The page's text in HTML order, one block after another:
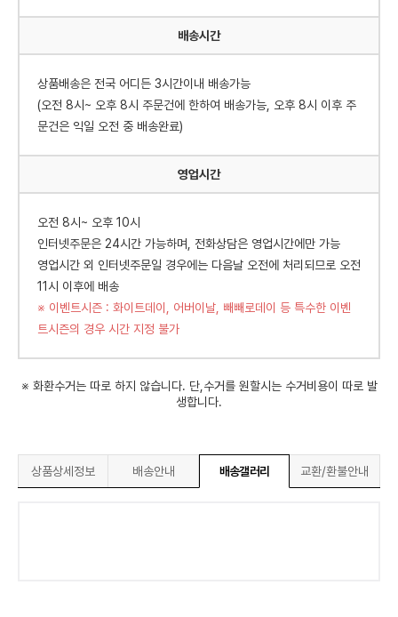
배송시간
상품배송은 전국 어디든 3시간이내 배송가능
(오전 8시~ 오후 8시 주문건에 한하여 배송가능, 오후 8시 이후 주
문건은 익일 오전 중 배송완료)
영업시간
오전 8시~ 오후 10시
인터넷주문은 24시간 가능하며, 전화상담은 영업시간에만 가능
영업시간 외 인터넷주문일 경우에는 다음날 오전에 처리되므로 오전
11시 이후에 배송
※ 이벤트시즌 : 화이트데이, 어버이날, 빼빼로데이 등 특수한 이벤
트시즌의 경우 시간 지정 불가
※ 화환수거는 따로 하지 않습니다. 단,수거를 원할시는 수거비용이 따로 발
생합니다.
상품상세정보 배송안내 배송갤러리 교환/환불안내